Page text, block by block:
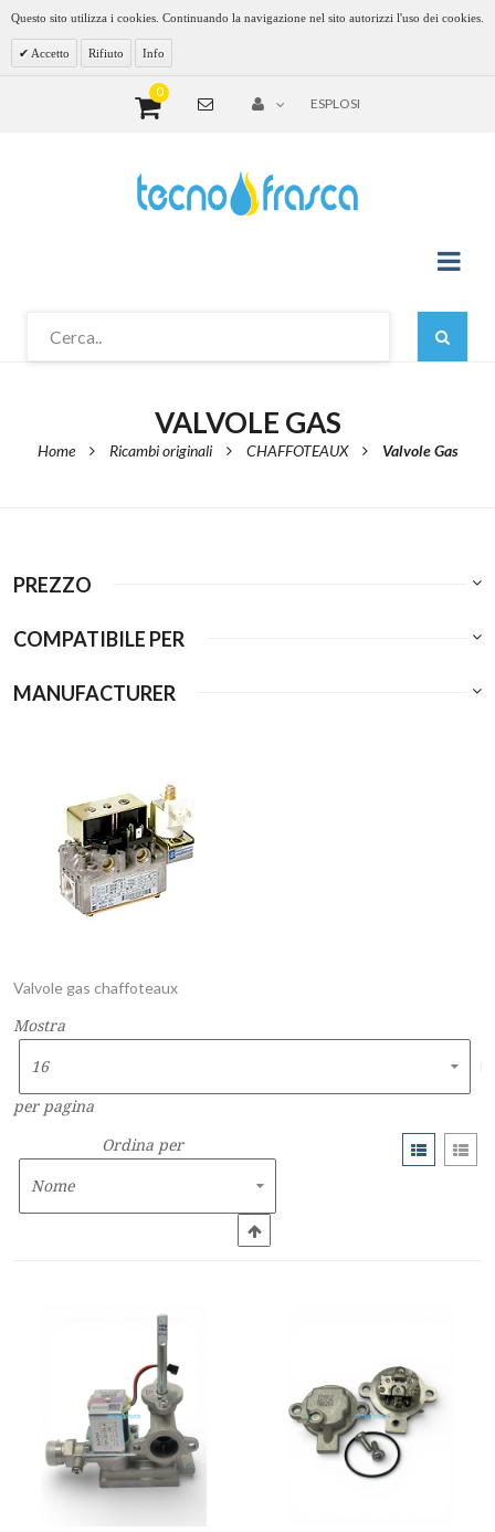
Questo sito utilizza i cookies. Continuando la navigazione nel sito autorizzi l'uso dei cookies.
Accetto Rifiuto Info
0
ESPLOSI
VALVOLE GAS
Home Ricambi originali CHAFFOTEAUX Valvole Gas
PREZZO
COMPATIBILE PER
MANUFACTURER
Valvole gas chaffoteaux
Mostra
per pagina
Ordina per